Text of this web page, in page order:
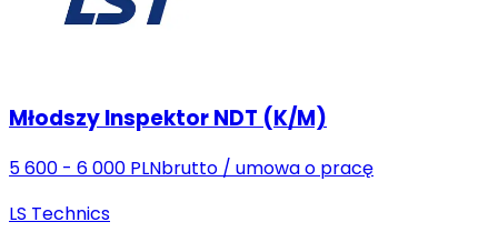
Młodszy Inspektor NDT (K/M)
5 600 - 6 000 PLNbrutto / umowa o pracę
LS Technics